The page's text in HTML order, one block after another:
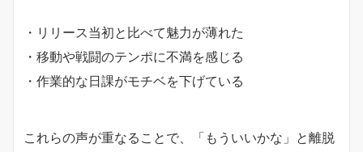
・リリース当初と比べて魅力が薄れた
・移動や戦闘のテンポに不満を感じる
・作業的な日課がモチベを下げている
これらの声が重なることで、「もういいかな」と離脱